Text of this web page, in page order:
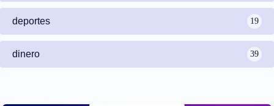
deportes 19
dinero 39